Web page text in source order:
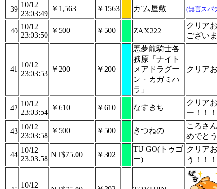
39
10/12
23:03:49
￥1,563 ￥1563 カ ̋ム屋敷 (無言スパ
40
10/12
23:03:50
￥500 ￥500 ZAX222
クリア
ござい
41
10/12
23:03:53
￥200 ￥200
悪夢龍騎士各
務原「ナイト
メアドラグー
ン・カガミハ
ラ」
クリア
42
10/12
23:03:54
￥610 ￥610 なすきち
クリア
ー！！！
43
10/12
23:03:58
￥500 ￥500 きつねの
ころさ
めでと
44
10/12
23:03:58
NT$75.00 ￥302
TU GO(トゥゴ
ー)
クリア
う！！！
10/12